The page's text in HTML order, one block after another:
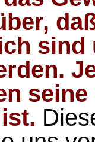
sind